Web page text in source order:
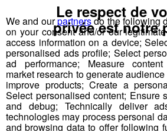
Pays de Savoie : les
biens immobiliers
Publié par La Rédaction Radio Mont
2020 à 09h10
We and ourpartnersdo the following
on your consent and/or our
access information on a device;
personalised ads profile; Select
ad performance; Measure
market research to generate
improve products; Create a
Select personalised content; Ensure
and debug; Technically deliver
technologies may process personal
and browsing data to offer following
Le respect de
privée est notre